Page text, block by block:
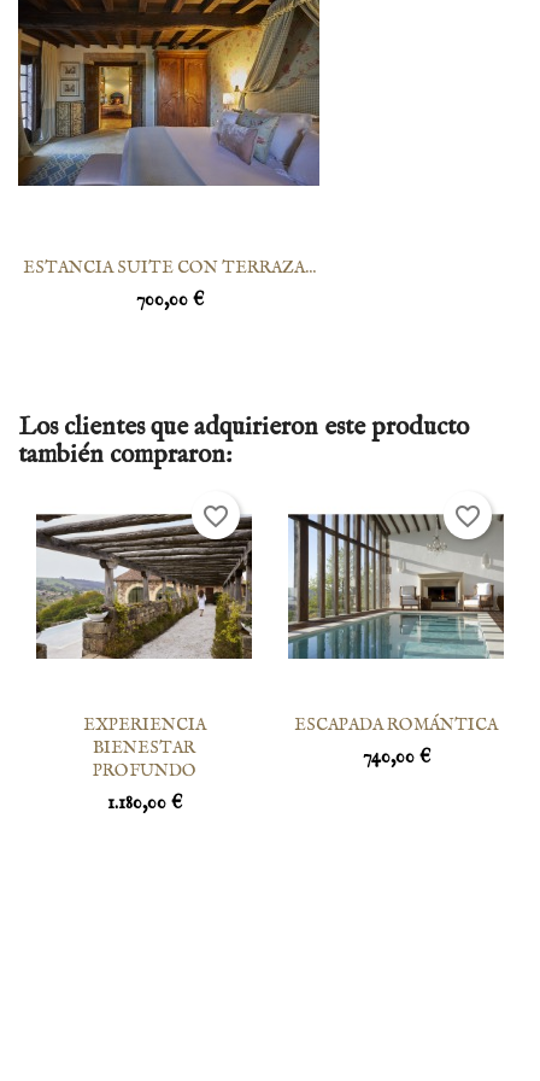
ESTANCIA SUITE CON TERRAZA...
700,00 €
Los clientes que adquirieron este producto
también compraron:
EXPERIENCIA
BIENESTAR
PROFUNDO
1.180,00 €
favorite_border
ESCAPADA ROMÁNTICA
740,00 €
favorite_border